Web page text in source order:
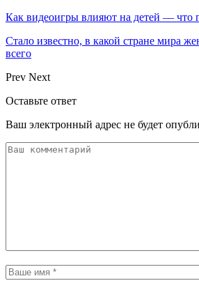
Как видеоигры влияют на детей — что
Стало известно, в какой стране мира
всего
Prev Next
Оставьте ответ
Ваш электронный адрес не будет